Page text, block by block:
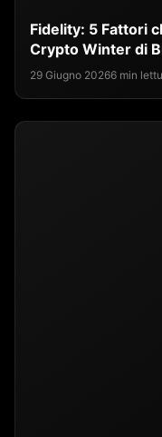
Fidelity: 5 Fattori
Crypto Winter di
29 Giugno 20266 min